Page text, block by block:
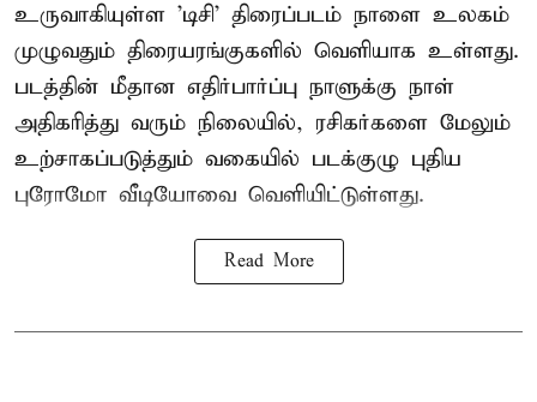
உருவாகியுள்ள 'டிசி' திரைப்படம் நாளை உலகம்
முழுவதும் திரையரங்குகளில் வெளியாக உள்ளது.
படத்தின் மீதான எதிர்பார்ப்பு நாளுக்கு நாள்
அதிகரித்து வரும் நிலையில், ரசிகர்களை மேலும்
உற்சாகப்படுத்தும் வகையில் படக்குழு புதிய
புரோமோ வீடியோவை வெளியிட்டுள்ளது.
Read More